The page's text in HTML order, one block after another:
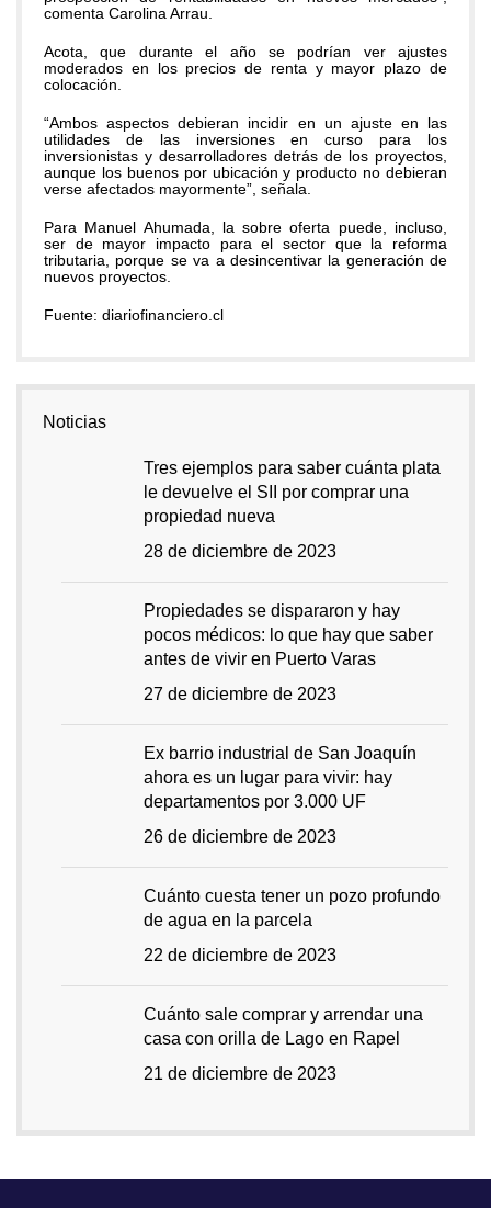
comenta Carolina Arrau.
Acota, que durante el año se podrían ver ajustes
moderados en los precios de renta y mayor plazo de
colocación.
“Ambos aspectos debieran incidir en un ajuste en las
utilidades de las inversiones en curso para los
inversionistas y desarrolladores detrás de los proyectos,
aunque los buenos por ubicación y producto no debieran
verse afectados mayormente”, señala.
Para Manuel Ahumada, la sobre oferta puede, incluso,
ser de mayor impacto para el sector que la reforma
tributaria, porque se va a desincentivar la generación de
nuevos proyectos.
Fuente: diariofinanciero.cl
Noticias
Tres ejemplos para saber cuánta plata
le devuelve el SII por comprar una
propiedad nueva
28 de diciembre de 2023
Propiedades se dispararon y hay
pocos médicos: lo que hay que saber
antes de vivir en Puerto Varas
27 de diciembre de 2023
Ex barrio industrial de San Joaquín
ahora es un lugar para vivir: hay
departamentos por 3.000 UF
26 de diciembre de 2023
Cuánto cuesta tener un pozo profundo
de agua en la parcela
22 de diciembre de 2023
Cuánto sale comprar y arrendar una
casa con orilla de Lago en Rapel
21 de diciembre de 2023